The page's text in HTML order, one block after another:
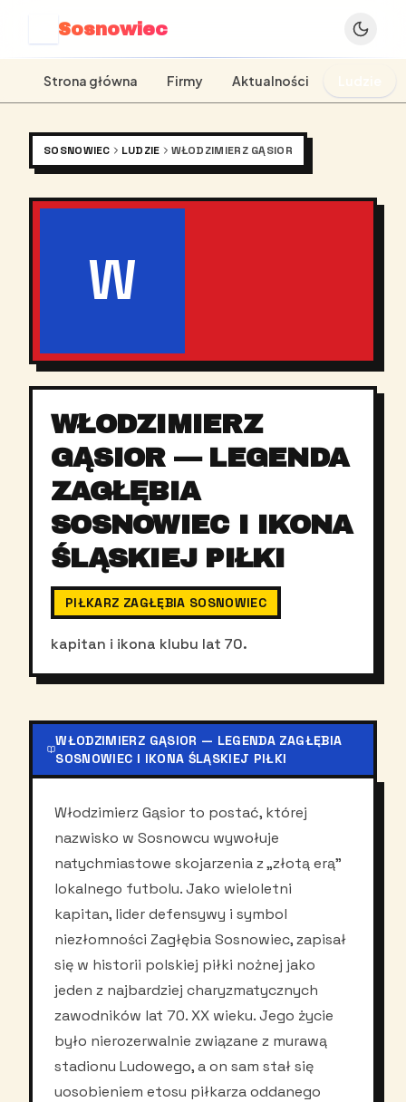
Sosnowiec
Strona główna Firmy Aktualności
SOSNOWIEC LUDZIE WŁODZIMIERZ GĄSIOR
W
WŁODZIMIERZ
GĄSIOR — LEGENDA
ZAGŁĘBIA
SOSNOWIEC I IKONA
ŚLĄSKIEJ PIŁKI
PIŁKARZ ZAGŁĘBIA SOSNOWIEC
kapitan i ikona klubu lat 70.
WŁODZIMIERZ GĄSIOR — LEGENDA ZAGŁĘBIA
SOSNOWIEC I IKONA ŚLĄSKIEJ PIŁKI
Włodzimierz Gąsior to postać, której
nazwisko w Sosnowcu wywołuje
natychmiastowe skojarzenia z „złotą erą”
lokalnego futbolu. Jako wieloletni
kapitan, lider defensywy i symbol
niezłomności Zagłębia Sosnowiec, zapisał
się w historii polskiej piłki nożnej jako
jeden z najbardziej charyzmatycznych
zawodników lat 70. XX wieku. Jego życie
było nierozerwalnie związane z murawą
stadionu Ludowego, a on sam stał się
uosobieniem etosu piłkarza oddanego